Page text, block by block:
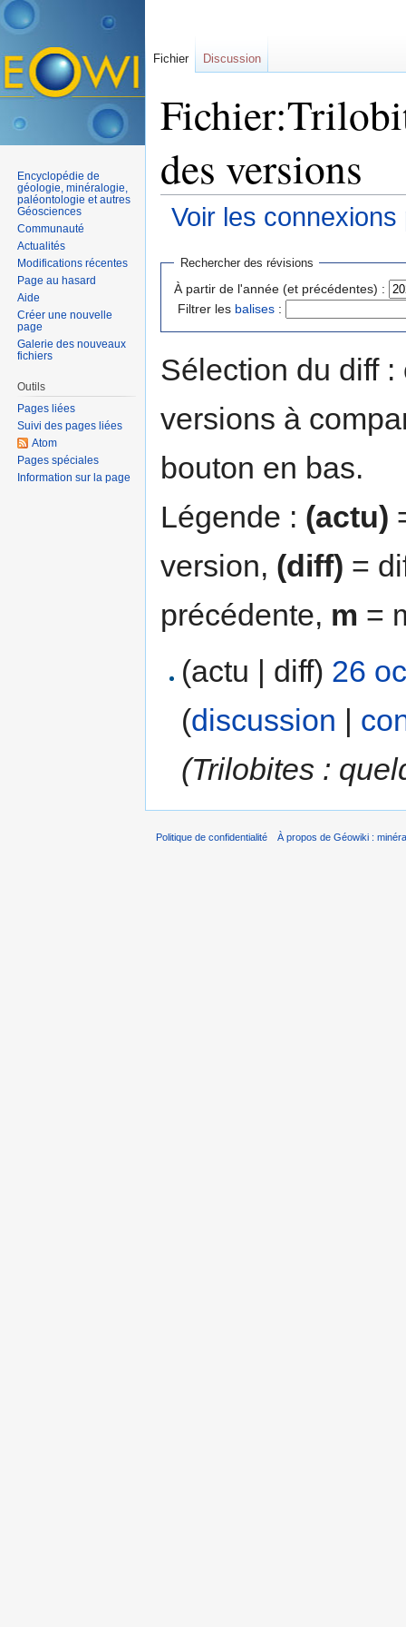
des versions
Voir les
Rechercher des révisions
À partir de l'année (et précédentes) :
Filtrer les balises :
Sélection du diff
versions à
bouton en bas.
Légende : (actu)
version, (diff) =
précédente, m =
(actu | diff) 26
(discussion |
(Trilobites :
Fichier Discussion
Encyclopédie de
géologie, minéralogie,
paléontologie et autres
Géosciences
Communauté
Actualités
Modifications récentes
Page au hasard
Aide
Créer une nouvelle
page
Galerie des nouveaux
fichiers
Outils
Pages liées
Suivi des pages liées
Atom
Pages spéciales
Information sur la page
Politique de confidentialité À propos de Géowiki :